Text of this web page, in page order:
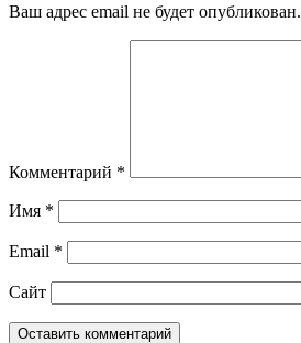
Ваш адрес email не будет опубликован.
Комментарий *
Имя *
Email *
Сайт